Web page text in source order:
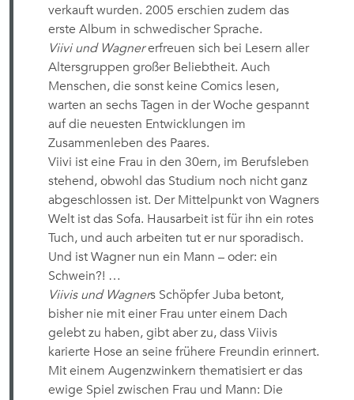
verkauft wurden. 2005 erschien zudem das
erste Album in schwedischer Sprache.
Viivi und Wagnererfreuen sich bei Lesern aller
Altersgruppen großer Beliebtheit. Auch
Menschen, die sonst keine Comics lesen,
warten an sechs Tagen in der Woche gespannt
auf die neuesten Entwicklungen im
Zusammenleben des Paares.
Viivi ist eine Frau in den 30ern, im Berufsleben
stehend, obwohl das Studium noch nicht ganz
abgeschlossen ist. Der Mittelpunkt von Wagners
Welt ist das Sofa. Hausarbeit ist für ihn ein rotes
Tuch, und auch arbeiten tut er nur sporadisch.
Und ist Wagner nun ein Mann – oder: ein
Schwein?! …
Viivis und Wagners Schöpfer Juba betont,
bisher nie mit einer Frau unter einem Dach
gelebt zu haben, gibt aber zu, dass Viivis
karierte Hose an seine frühere Freundin erinnert.
Mit einem Augenzwinkern thematisiert er das
ewige Spiel zwischen Frau und Mann: Die